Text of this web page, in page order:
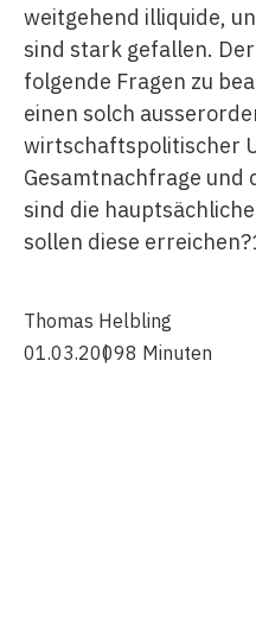
weitgehend illiquide,
sind stark gefallen.
folgende Fragen zu
einen solch
wirtschaftspolitischer
Gesamtnachfrage und
sind die
sollen diese
Thomas Helbling
01.03.20098 Minuten